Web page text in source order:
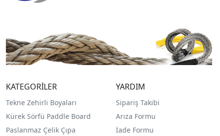
KATEGORİLER
Tekne Zehirli Boyaları
Kürek Sörfü Paddle Board
Paslanmaz Çelik Çıpa
YARDIM
Sipariş Takibi
Arıza Formu
İade Formu